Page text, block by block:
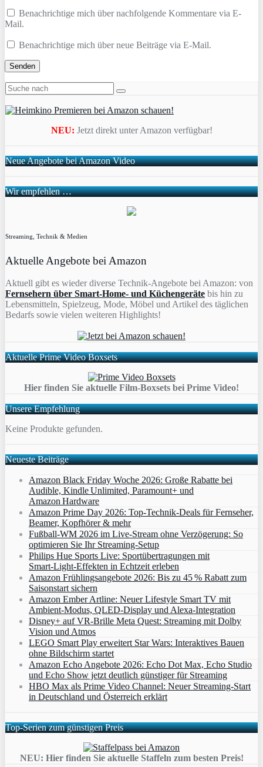
Benachrichtige mich über nachfolgende Kommentare via E-
Mail.
Benachrichtige mich über neue Beiträge via E-Mail.
NEU: Jetzt direkt unter Amazon verfügbar!
Neue Angebote bei Amazon Video
Wir empfehlen …
Streaming, Technik & Medien
Aktuelle Angebote bei Amazon
Aktuell gibt es wieder diverse Technik-Angebote bei Amazon: von
Fernsehern über Smart-Home- und Küchengeräte bis hin zu
Lebensmitteln, Spielzeug, Mode, Möbel und Artikel des täglichen
Bedarfs sowie vielen weiteren Highlights!
Aktuelle Prime Video Boxsets
Hier finden Sie aktuelle Film-Boxsets bei Prime Video!
Unsere Empfehlung
Keine Produkte gefunden.
Neueste Beiträge
Amazon Black Friday Woche 2026: Große Rabatte bei
Audible, Kindle Unlimited, Paramount+ und
Amazon Hardware
Amazon Prime Day 2026: Top-Technik-Deals für Fernseher,
Beamer, Kopfhörer & mehr
Fußball-WM 2026 im Live-Stream ohne Verzögerung: So
optimieren Sie Ihr Streaming-Setup
Philips Hue Sports Live: Sportübertragungen mit
Smart‑Light‑Effekten in Echtzeit erleben
Amazon Frühlingsangebote 2026: Bis zu 45 % Rabatt zum
Saisonstart sichern
Amazon Ember Artline: Neuer Lifestyle Smart TV mit
Ambient‑Modus, QLED‑Display und Alexa‑Integration
Disney+ auf VR-Brille Meta Quest: Streaming mit Dolby
Vision und Atmos
LEGO Smart Play erweitert Star Wars: Interaktives Bauen
ohne Bildschirm startet
Amazon Echo Angebote 2026: Echo Dot Max, Echo Studio
und Echo Show jetzt deutlich günstiger für Streaming
HBO Max als Prime Video Channel: Neuer Streaming‑Start
in Deutschland und Österreich erklärt
Top-Serien zum günstigen Preis
NEU: Hier finden Sie aktuelle Staffeln zum besten Preis!